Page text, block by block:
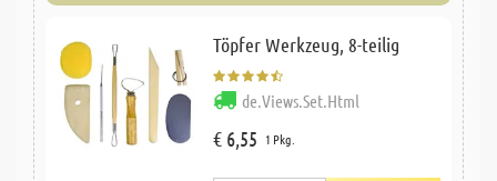
Töpfer Werkzeug, 8-teilig
de.Views.Set.Html
€ 6,55 1 Pkg.